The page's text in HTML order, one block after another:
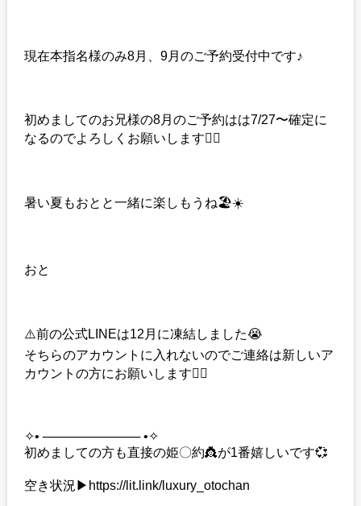
現在本指名様のみ8月、9月のご予約受付中です♪
初めましてのお兄様の8月のご予約はは7/27〜確定に
なるのでよろしくお願いします🙇‍♀️
暑い夏もおとと一緒に楽しもうね🏖☀️
おと
⚠️前の公式LINEは12月に凍結しました😭
そちらのアカウントに入れないのでご連絡は新しいア
カウントの方にお願いします🙇‍♀️
✧• ─────────── •✧
初めましての方も直接の姫〇約👸が1番嬉しいです💞
空き状況▶︎https://lit.link/luxury_otochan